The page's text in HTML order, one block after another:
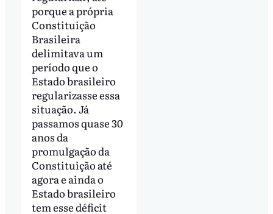
porque a própria
Constituição
Brasileira
delimitava um
período que o
Estado brasileiro
regularizasse essa
situação. Já
passamos quase 30
anos da
promulgação da
Constituição até
agora e ainda o
Estado brasileiro
tem esse déficit